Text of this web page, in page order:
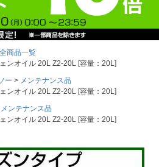
商品一覧
ンオイル 20L Z2-20L [容量：20L]
ー
メンテナンス品
ンオイル 20L Z2-20L [容量：20L]
メンテナンス品
ンオイル 20L Z2-20L [容量：20L]